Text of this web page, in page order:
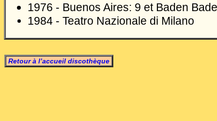
1976 - Buenos Aires: 9 et Baden
1984 - Teatro Nazionale di Milano
Retour à l’accueil discothèque